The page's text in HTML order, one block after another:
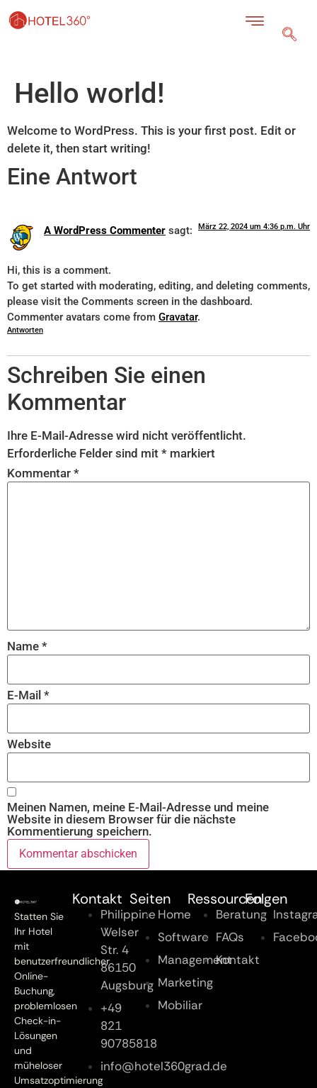
Hello world!
Welcome to WordPress. This is your first post. Edit or
delete it, then start writing!
Eine Antwort
A WordPress Commenter sagt: März 22, 2024 um 4:36 p.m. Uhr
Hi, this is a comment.
To get started with moderating, editing, and deleting comments,
please visit the Comments screen in the dashboard.
Commenter avatars come from Gravatar.
Antworten
Schreiben Sie einen
Kommentar
Ihre E-Mail-Adresse wird nicht veröffentlicht.
Erforderliche Felder sind mit * markiert
Kommentar *
Name *
E-Mail *
Website
Meinen Namen, meine E-Mail-Adresse und meine
Website in diesem Browser für die nächste
Kommentierung speichern.
Statten Sie
Ihr Hotel
mit
benutzerfreundlicher
Online-
Buchung,
problemlosen
Check-in-
Lösungen
und
müheloser
Umsatzoptimierung
Kontakt
Philippine
Welser
Str. 4
86150
Augsburg
+49
821
90785818
info@hotel360grad.de
Seiten
Home
Software
Management
Marketing
Mobiliar
Ressourcen
Beratung
FAQs
Kontakt
Folgen